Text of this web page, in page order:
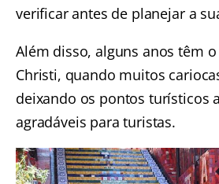
verificar antes de planejar a
Além disso, alguns anos têm
Christi, quando muitos
deixando os pontos turísticos
agradáveis para turistas.